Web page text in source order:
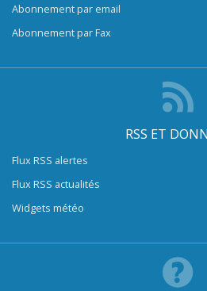
Abonnement par email
Abonnement par Fax
RSS ET
Flux RSS alertes
Flux RSS actualités
Widgets météo